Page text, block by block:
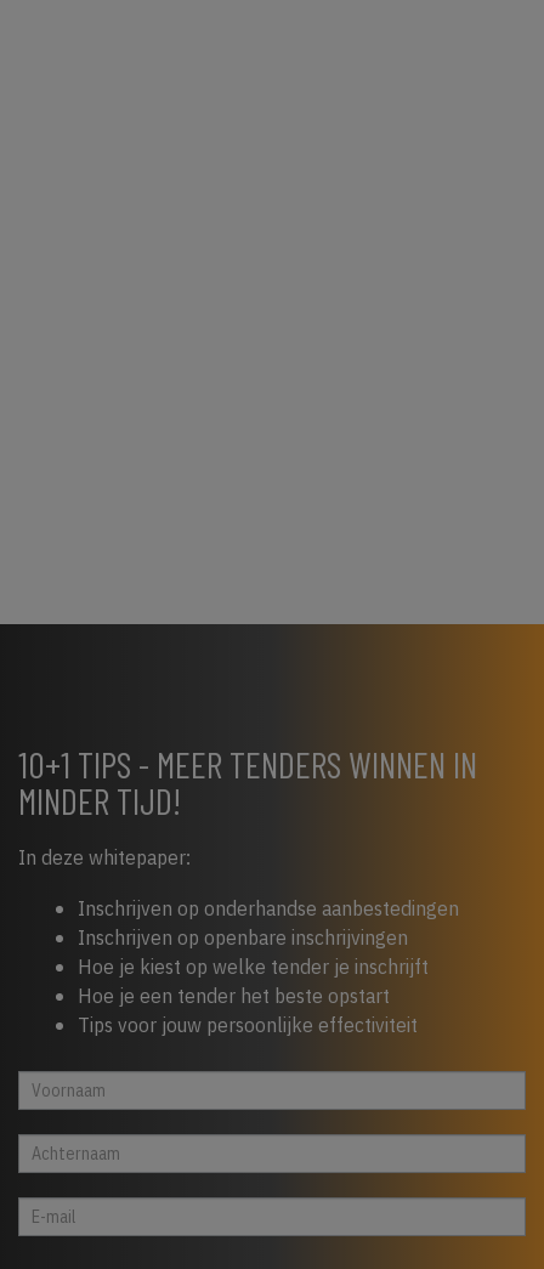
10+1 TIPS - MEER TENDERS WINNEN IN
MINDER TIJD!
In deze whitepaper:
Inschrijven op onderhandse aanbestedingen
Inschrijven op openbare inschrijvingen
Hoe je kiest op welke tender je inschrijft
Hoe je een tender het beste opstart
Tips voor jouw persoonlijke effectiviteit
Whitepaper
cta
footer
Indien
je
een
mens
bent,
laat